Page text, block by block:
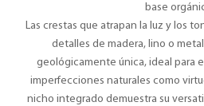
base
Las crestas que atrapan la luz y los
detalles de madera, lino o
geológicamente única, ideal para
imperfecciones naturales como
nicho integrado demuestra su